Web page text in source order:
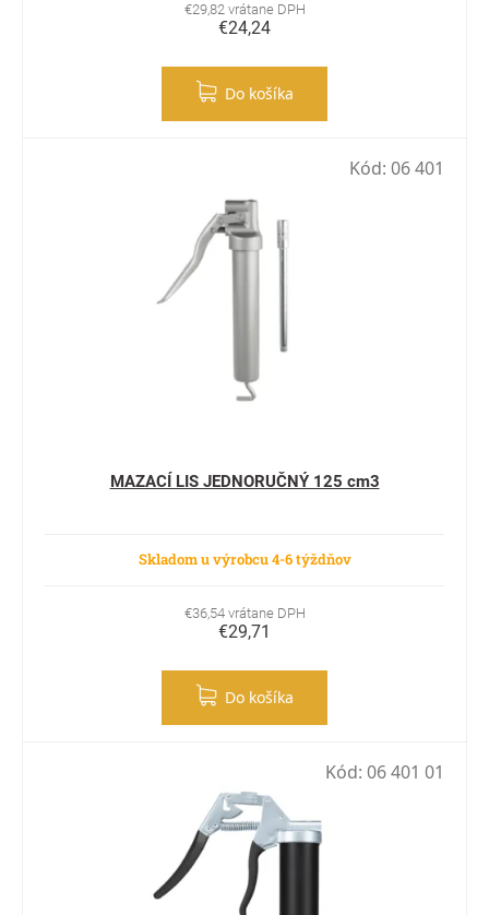
€29,82 vrátane DPH
€24,24
Do košíka
MAZACÍ LIS JEDNORUČNÝ 125 cm3
Skladom u výrobcu 4-6 týždňov
€36,54 vrátane DPH
€29,71
Do košíka
Kód: 06 401
Kód: 06 401 01